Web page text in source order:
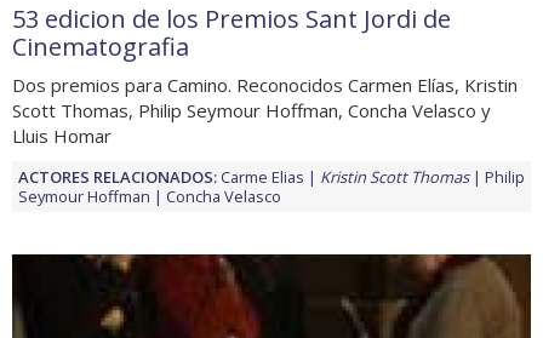
53 edicion de los Premios Sant Jordi de
Cinematografia
Dos premios para Camino. Reconocidos Carmen Elías, Kristin
Scott Thomas, Philip Seymour Hoffman, Concha Velasco y
Lluis Homar
ACTORES RELACIONADOS:Carme Elias Kristin Scott Thomas
Philip
Seymour Hoffman
Concha Velasco